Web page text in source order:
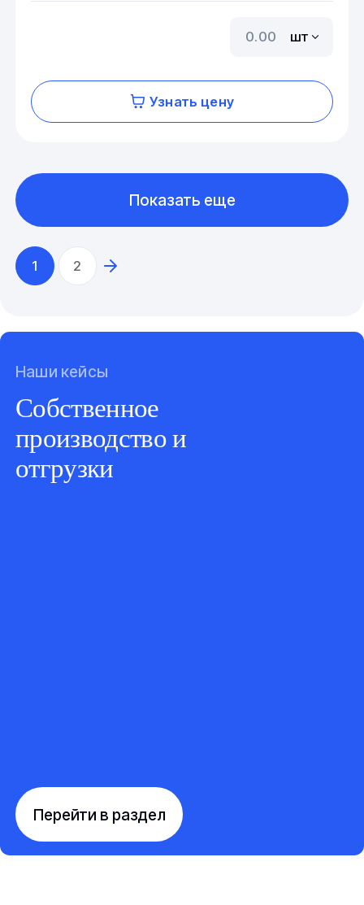
шт
Узнать цену
1 2
Показать еще
Наши кейсы
Собственное
производство и
отгрузки
Перейти в раздел